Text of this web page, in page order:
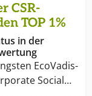
CSR-
TOP 1%
in der
EcoVadis-
Social…